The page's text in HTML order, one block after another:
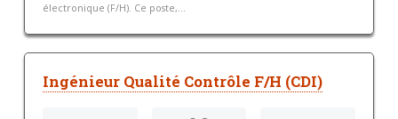
électronique (F/H). Ce poste,...
Ingénieur Qualité Contrôle F/H (CDI)